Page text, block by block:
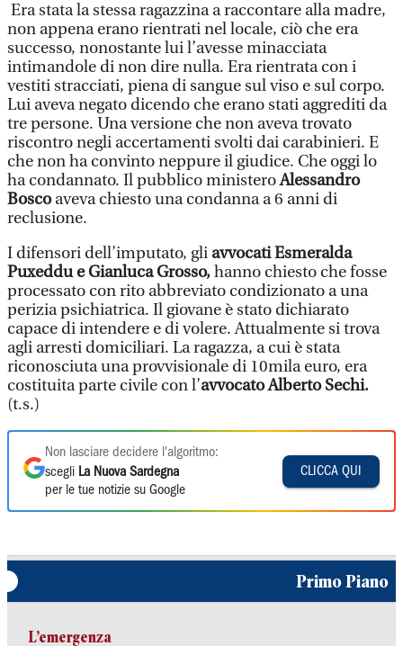
Era stata la stessa ragazzina a raccontare alla madre,
non appena erano rientrati nel locale, ciò che era
successo, nonostante lui l’avesse minacciata
intimandole di non dire nulla. Era rientrata con i
vestiti stracciati, piena di sangue sul viso e sul corpo.
Lui aveva negato dicendo che erano stati aggrediti da
tre persone. Una versione che non aveva trovato
riscontro negli accertamenti svolti dai carabinieri. E
che non ha convinto neppure il giudice. Che oggi lo
ha condannato. Il pubblico ministeroAlessandro
Boscoaveva chiesto una condanna a 6 anni di
reclusione.
I difensori dell’imputato, gli avvocati Esmeralda
Puxeddu e Gianluca Grosso,hanno chiesto che fosse
processato con rito abbreviato condizionato a una
perizia psichiatrica. Il giovane è stato dichiarato
capace di intendere e di volere. Attualmente si trova
agli arresti domiciliari. La ragazza, a cui è stata
riconosciuta una provvisionale di 10mila euro, era
costituita parte civile con l’avvocato Alberto Sechi.
(t.s.)
Non lasciare decidere l'algoritmo:
scegli La Nuova Sardegna
per le tue notizie su Google
CLICCA QUI
Primo Piano
L’emergenza